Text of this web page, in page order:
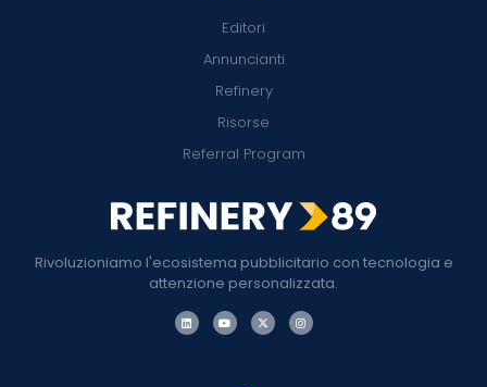
Rivoluzioniamo l'ecosistema pubblicitario con tecnologia e
attenzione personalizzata.
Editori
Annuncianti
Refinery
Risorse
Referral Program